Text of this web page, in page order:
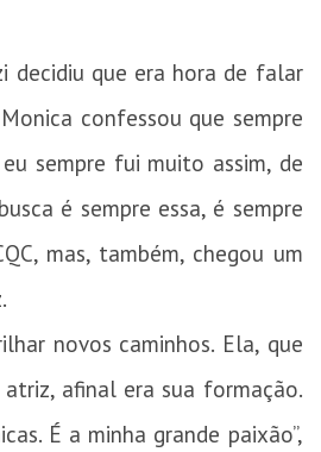
decidiu que era hora de falar
confessou que sempre
sempre fui muito assim, de
é sempre essa, é sempre
mas, também, chegou um
novos caminhos. Ela, que
afinal era sua formação.
É a minha grande paixão”,